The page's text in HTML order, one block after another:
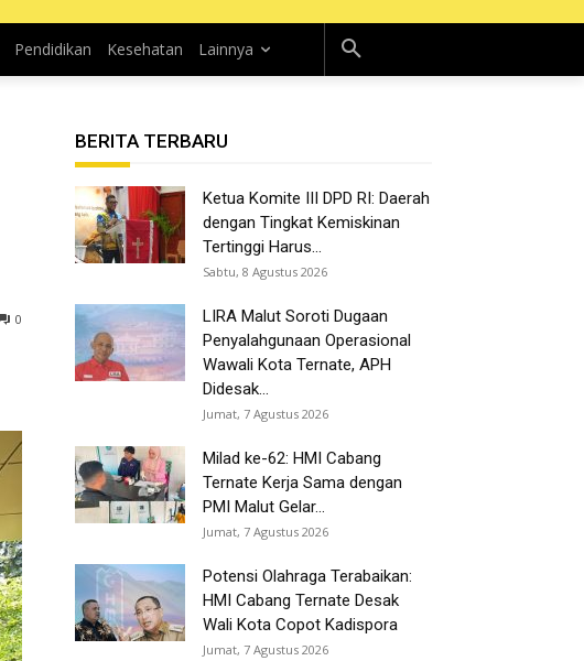
Pendidikan Kesehatan Lainnya
0
BERITA TERBARU
Ketua Komite III DPD RI: Daerah
dengan Tingkat Kemiskinan
Tertinggi Harus...
Sabtu, 8 Agustus 2026
LIRA Malut Soroti Dugaan
Penyalahgunaan Operasional
Wawali Kota Ternate, APH
Didesak...
Jumat, 7 Agustus 2026
Milad ke-62: HMI Cabang
Ternate Kerja Sama dengan
PMI Malut Gelar...
Jumat, 7 Agustus 2026
Potensi Olahraga Terabaikan:
HMI Cabang Ternate Desak
Wali Kota Copot Kadispora
Jumat, 7 Agustus 2026